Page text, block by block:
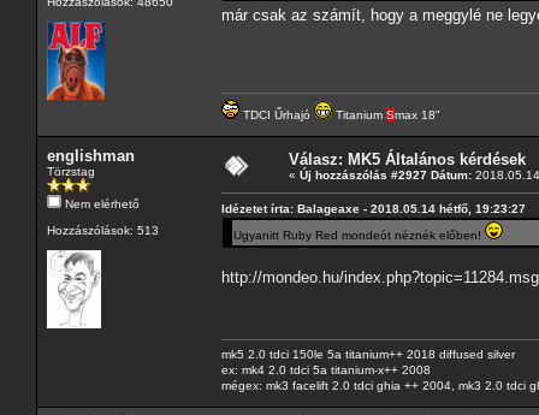
már csak az számít, hogy a meggylé ne
TDCI Űrhajó Titanium Smax 18"
englishman
Törzstag
Nem elérhető
Hozzászólások: 513
Válasz: MK5 Általános kérdések
« Új hozzászólás #2927 Dátum:
Idézetet írta: Balageaxe - 2018.05.14 hétfő, 19:23:27
Ugyanitt Ruby Red mondeót néznék előben!
http://mondeo.hu/
mk5 2.0 tdci 150le 5a titanium++ 2018 diffused silver
ex: mk4 2.0 tdci 5a titanium-x++ 2008
mégex: mk3 facelift 2.0 tdci ghia ++ 2004, mk3 2.0 tdci